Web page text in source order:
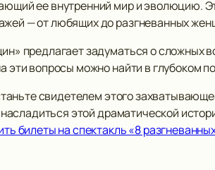
ее внутренний мир и эволюцию.
— от любящих до разгневанных
предлагает задуматься о сложных
вопросы можно найти в глубоком
свидетелем этого
этой драматической
билеты на спектакль «8